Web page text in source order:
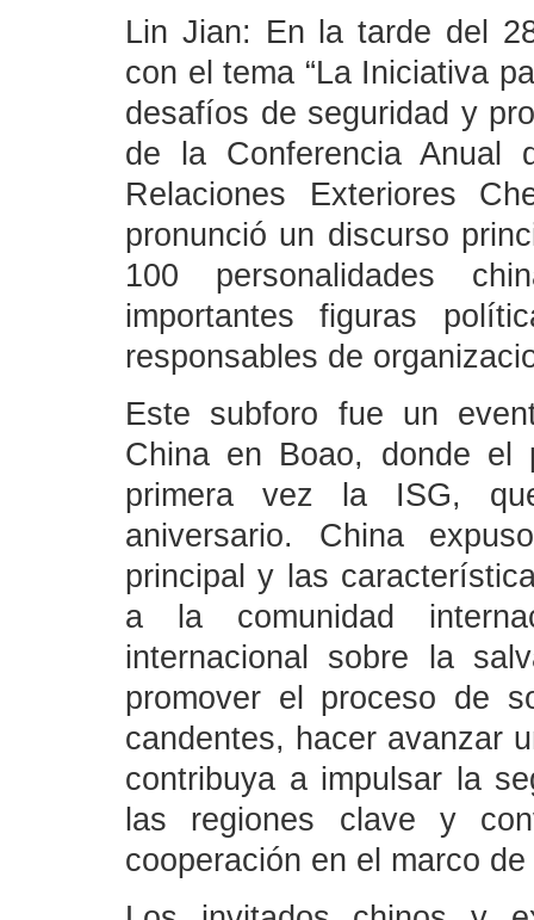
Lin Jian: En la tarde del
con el tema “La Iniciativa
desafíos de seguridad y
de la Conferencia Anual
Relaciones Exteriores
pronunció un discurso
100 personalidades
importantes figuras
responsables de
Este subforo fue un
China en Boao, donde el
primera vez la ISG,
aniversario. China
principal y las
a la comunidad
internacional sobre la
promover el proceso de
candentes, hacer avanzar
contribuya a impulsar la
las regiones clave y
cooperación en el marco